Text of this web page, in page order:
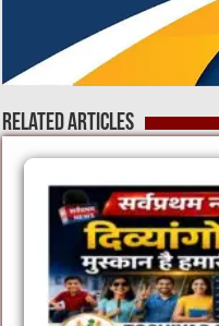
Related Articles